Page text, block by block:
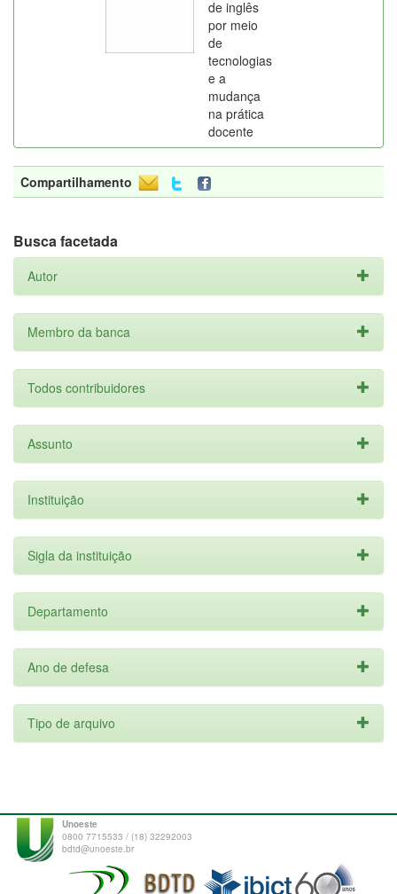
de inglês
por meio
de
tecnologias
e a
mudança
na prática
docente
Compartilhamento
Busca facetada
Autor
Membro da banca
Todos contribuidores
Assunto
Instituição
Sigla da instituição
Departamento
Ano de defesa
Tipo de arquivo
Unoeste
0800 7715533 / (18) 32292003
bdtd@unoeste.br